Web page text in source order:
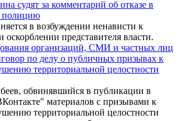
судят за комментарий об отказе в
полицию
в возбуждении ненависти к
представителя власти.
организаций, СМИ и частных лиц
по делу о публичных призывах к
территориальной целостности
обвинявшийся в публикации в
материалов с призывами к
территориальной целостности